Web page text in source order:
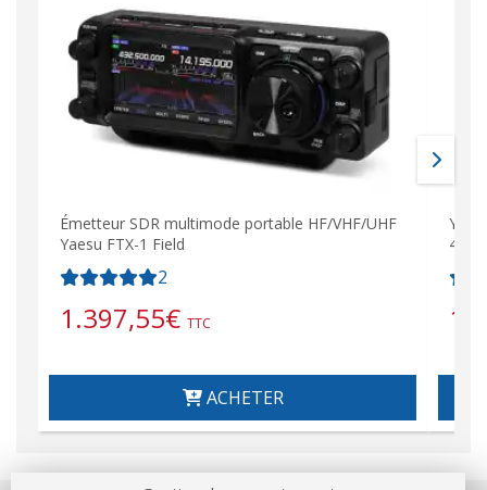
Émetteur SDR multimode portable HF/VHF/UHF
Yaesu FTX-1 Field
2
1.397,55€ TTC
ACHETER
430